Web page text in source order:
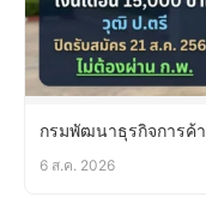
กรมพัฒนาธุรกิจการค้
6 ส.ค. 2026